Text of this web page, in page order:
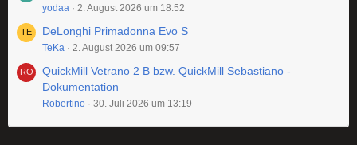
yodaa 2. August 2026 um 18:52
DeLonghi Primadonna Evo S
TeKa 2. August 2026 um 09:57
QuickMill Vetrano 2 B bzw. QuickMill Sebastiano -
Dokumentation
Robertino 30. Juli 2026 um 13:19